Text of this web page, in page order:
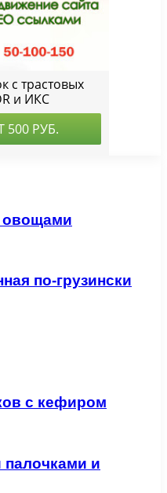
овощами
по-грузински
с кефиром
и